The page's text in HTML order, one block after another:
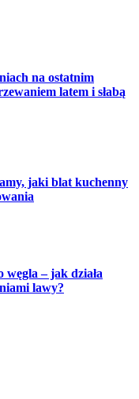
na ostatnim
latem i słabą
jaki blat kuchenny
– jak działa
lawy?